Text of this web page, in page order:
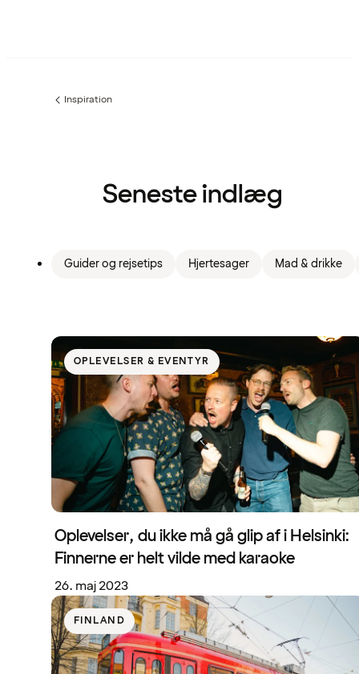
Forrige
Inspiration
Seneste indlæg
Guider og rejsetips Hjertesager Mad & drikke
OPLEVELSER & EVENTYR
Oplevelser, du ikke må gå glip af i Helsinki:
Finnerne er helt vilde med karaoke
26. maj 2023
FINLAND